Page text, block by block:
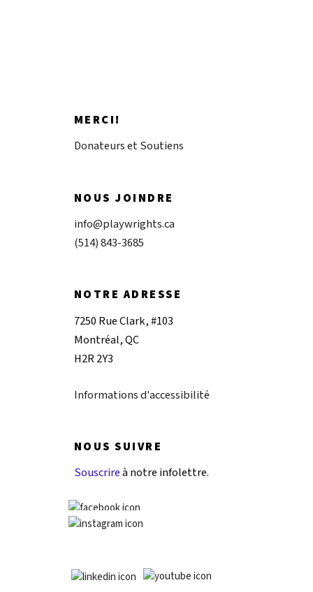
MERCI!
Donateurs et Soutiens
NOUS JOINDRE
info@playwrights.ca
(514) 843-3685
NOTRE ADRESSE
7250 Rue Clark, #103
Montréal, QC
H2R 2Y3
Informations d'accessibilité
NOUS SUIVRE
Souscrireà notre infolettre.